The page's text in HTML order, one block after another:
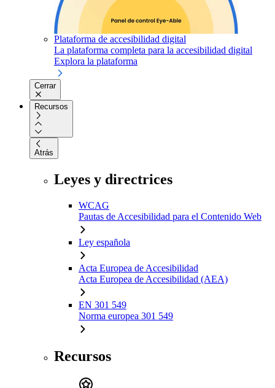
Plataforma de accesibilidad digital
La plataforma completa para la accesibilidad digital
Explora la plataforma
Cerrar
Recursos
Atrás
Leyes y directrices
WCAG
Pautas de Accesibilidad para el Contenido Web
Ley española
Acta Europea de Accesibilidad
Acta Europea de Accesibilidad (AEA)
EN 301 549
Norma europea 301 549
Recursos